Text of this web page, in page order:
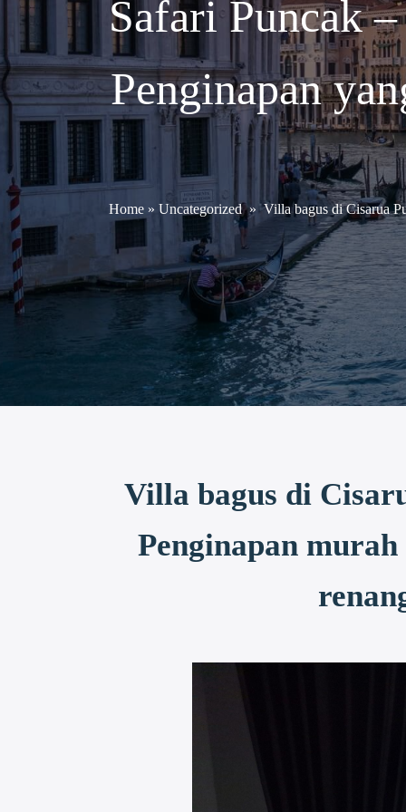
Safari Puncak
Penginapan
Home » Uncategorized » Villa bagus di Cisarua
Villa bagus di
Penginapan